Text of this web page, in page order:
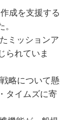
成を支援する
ミッションア
られていま
略について懸
タイムズに寄